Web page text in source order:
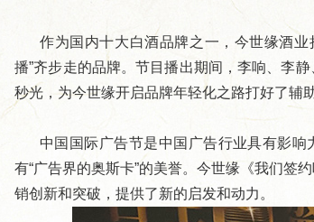
作为国内十大白酒品牌之一，今世缘酒
播”齐步走的品牌。节目播出期间，李响、李
秒光，为今世缘开启品牌年轻化之路打好了辅助
中国国际广告节是中国广告行业具有影
有“广告界的奥斯卡”的美誉。今世缘《我们签
销创新和突破，提供了新的启发和动力。